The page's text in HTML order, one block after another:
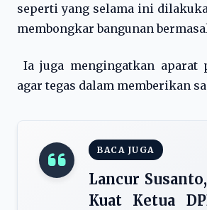
seperti yang selama ini
membongkar bangunan
Ia juga mengingatkan aparat
agar tegas dalam memberikan
BACA JUGA
Lancur
Kuat Ketua